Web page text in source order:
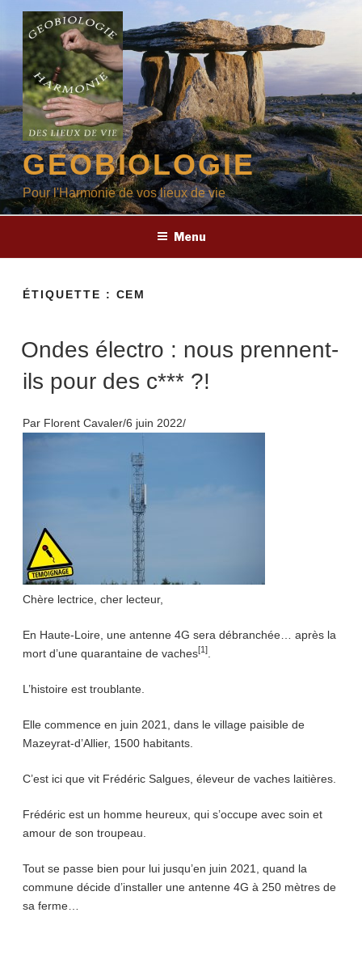
contenu
principal
GEOBIOLOGIE
Pour l'Harmonie de vos lieux de vie
Menu
ÉTIQUETTE : CEM
Ondes électro : nous prennent-
ils pour des c*** ?!
Par Florent Cavaler/6 juin 2022/
Chère lectrice, cher lecteur,
En Haute-Loire, une antenne 4G sera débranchée… après la
mort d’une quarantaine de vaches[1]
L’histoire est troublante.
Elle commence en juin 2021, dans le village paisible de
Mazeyrat-d’Allier, 1500 habitants.
C’est ici que vit Frédéric Salgues, éleveur de vaches laitières.
Frédéric est un homme heureux, qui s’occupe avec soin et
amour de son troupeau.
Tout se passe bien pour lui jusqu’en juin 2021, quand la
commune décide d’installer une antenne 4G à 250 mètres de
sa ferme…